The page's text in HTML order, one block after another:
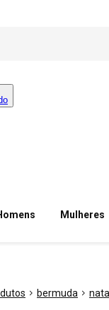
Mulheres
bermuda